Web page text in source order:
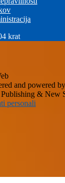
krat
and powered
& New
personali